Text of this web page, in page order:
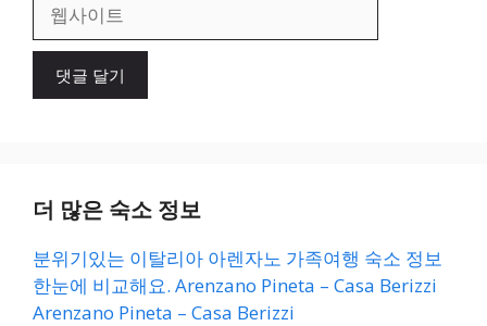
이
더 많은 숙소 정보
분위기있는 이탈리아 아렌자노 가족여행 숙소 정보
한눈에 비교해요. Arenzano Pineta – Casa Berizzi
Arenzano Pineta – Casa Berizzi